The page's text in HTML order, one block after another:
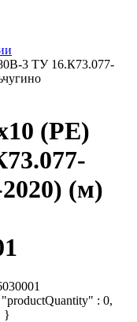
3 ТУ 16.К73.077-
(PE)
(м)
: 0,
}